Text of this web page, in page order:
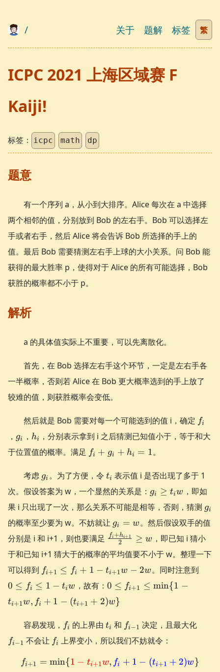
/ 关于 题解 标签 繁
ICPC 2021 上海区域赛 F
Kaiji!
标签： icpc math dp
题意
有一个序列 a，从小到大排序。Alice 每次在 a 中选择
两个相邻的值，分别放到 Bob 的左右手。Bob 可以选择左
手或者右手，然后 Alice 将会告诉 Bob 所选择的手上的
值。最后 Bob 需要猜测左右手上球的大小关系。问 Bob 能
获得的最大胜率 p，使得对于 Alice 的所有可能选择，Bob
获胜的概率都不小于 p。
解析
a 的具体值实际上不重要，可以先离散化。
首先，在 Bob 选择左右手这个环节，一定是左右手各
一半概率，否则若 Alice 在 Bob 更大概率选到的手上放了
较难的值，则获胜概率会变低。
然后就是 Bob 需要对每一个可能选到的值 i，确定 f_{i}
fi
， g_{i}
gi ， h_{i}
hi
，分别表示拿到 i 之后猜测已知值小于，等于和大
于位置值的概率。满足 f_{i}+g_{i}+h_{i}
=1
fi + gi + hi = 1。
考虑 g_{i}
gi 。为了方便，令 t_{i}
ti 表示值 i 是否出现了多于 1
次。假设答案为 w，一个显然的关系是： g_{i}
\ge
t_{i}w
gi ≥ tiw ，即如
果 i 只出现了一次，那么关系不可能是相等，否则，猜测 gi
的概率至少要为 w。不妨就让 g_{i}
= w
gi = w。然后假设双手的值
分别是 i 和 i+1，则也要满足 \frac{f_{i}+h_{i+1}}
{2} \ge w
2
fi +hi+1 ≥ w ，即已知 i 猜小
于和已知 i+1 猜大于的概率的平均值要不小于 w。整理一下
可以得到 f_{i+1}
\le f_{i}
+1-
t_{i+1}w-
fi+1 ≤ fi + 1 − ti+1w − 2w。同时注意到
0 ≤ fi ≤ 1 − tiw ，故有： 0 \le f_{i+1} \le
\min\{1 -
t_{i+1}w,
(t_{i+1}+2)w\}
0 ≤ fi+1 ≤ min{1 −
ti+1w, fi + 1 − (ti+1 + 2)w}
容易发现， f_{i}
fi 的上界由t_{i}
ti 和 f_{i-
1}
fi−1 决定，且最大化
fi−1 不会让 f_{i}
fi 上界变小，所以我们不妨就令：
fi+1 = min{1 − ti+1w, fi + 1 − (ti+1 + 2)w}